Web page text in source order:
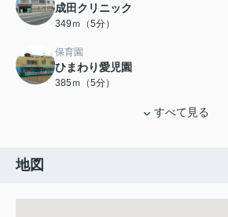
成田クリニック
349ｍ（5分）
保育園
ひまわり愛児園
385ｍ（5分）
すべて見る
地図